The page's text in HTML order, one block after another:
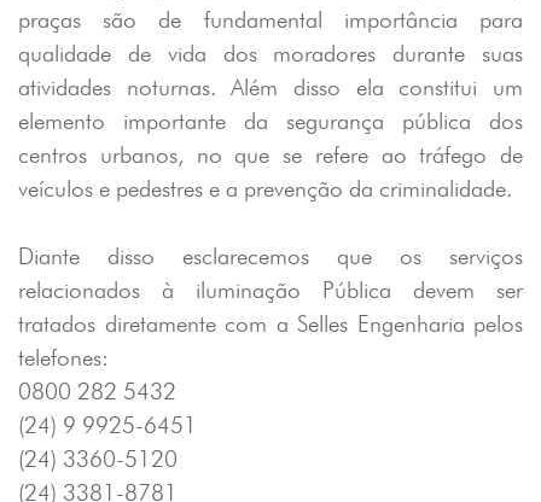
praças são de fundamental importância para
qualidade de vida dos moradores durante suas
atividades noturnas. Além disso ela constitui um
elemento importante da segurança pública dos
centros urbanos, no que se refere ao tráfego de
veículos e pedestres e a prevenção da criminalidade.
Diante disso esclarecemos que os serviços
relacionados à iluminação Pública devem ser
tratados diretamente com a Selles Engenharia pelos
telefones:
0800 282 5432
(24) 9 9925-6451
(24) 3360-5120
(24) 3381-8781